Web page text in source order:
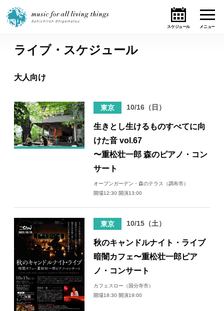
ホーム
ニュース
テーマ
ライブ・スケジュール
オンライン・ショップ
日々のレポート
Specials
プロフィール
ライブ・スケジュール
大人向け
東京 10/16（日）
生きとし生けるものすべてに向
けた音 vol.67
〜重松壮一郎 森のピアノ・コン
サート
オープンガーデン・森のテラス（調布市）
開場12:30 開演13:00
東京 10/15（土）
秋のキャンドルナイト・ライブ
暗闇カフェ〜重松壮一郎ピア
ノ・コンサート
カフェスロー（国分寺市）
開場18:30 開演19:00